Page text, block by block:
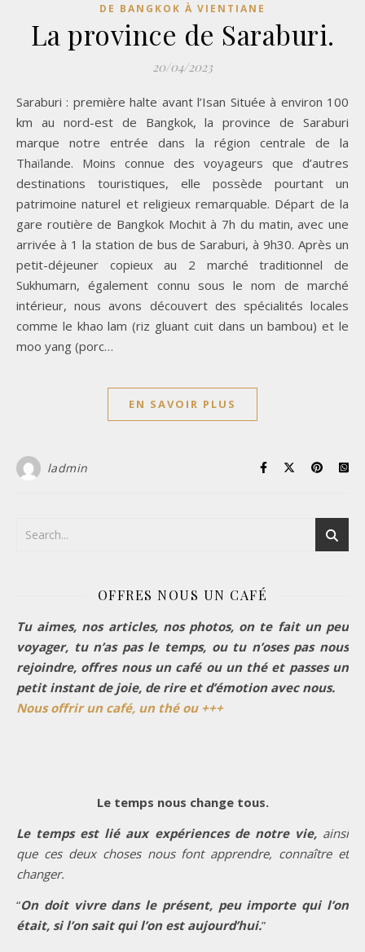
DE BANGKOK À VIENTIANE
La province de Saraburi.
20/04/2023
Saraburi : première halte avant l’Isan Située à environ 100
km au nord-est de Bangkok, la province de Saraburi
marque notre entrée dans la région centrale de la
Thaïlande. Moins connue des voyageurs que d’autres
destinations touristiques, elle possède pourtant un
patrimoine naturel et religieux remarquable. Départ de la
gare routière de Bangkok Mochit à 7h du matin, avec une
arrivée à 1 la station de bus de Saraburi, à 9h30. Après un
petit-déjeuner copieux au 2 marché traditionnel de
Sukhumarn, également connu sous le nom de marché
intérieur, nous avons découvert des spécialités locales
comme le khao lam (riz gluant cuit dans un bambou) et le
moo yang (porc…
EN SAVOIR PLUS
ladmin
OFFRES NOUS UN CAFÉ
Tu aimes, nos articles, nos photos, on te fait un peu
voyager, tu n’as pas le temps, ou tu n’oses pas nous
rejoindre, offres nous un café ou un thé et passes un
petit instant de joie, de rire et d’émotion avec nous.
Nous offrir un café, un thé ou +++
Le temps nous change tous.
Le temps est lié aux expériences de notre vie, ainsi
que ces deux choses nous font apprendre, connaître et
changer.
“On doit vivre dans le présent, peu importe qui l’on
était, si l’on sait qui l’on est aujourd’hui.”